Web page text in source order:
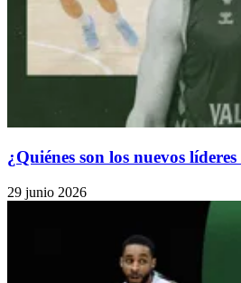
¿Quiénes son los nuevos
29 junio 2026